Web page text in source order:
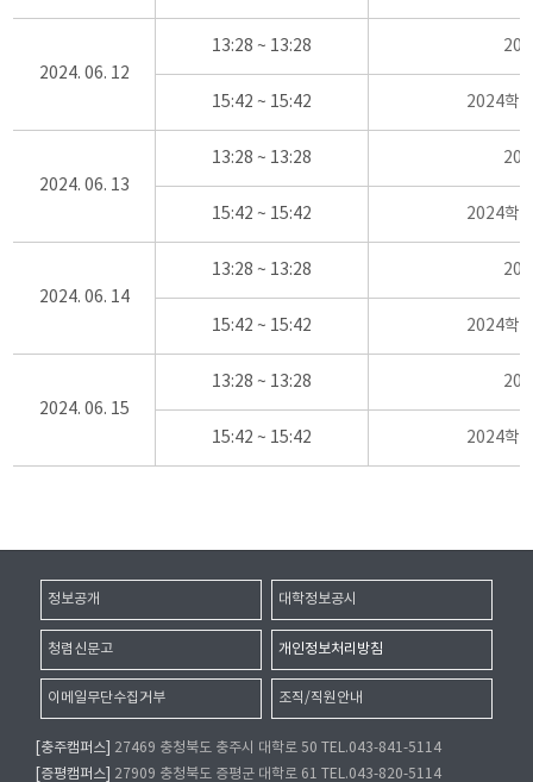
2024. 06. 12
13:28 ~ 13:28
15:42 ~ 15:42 2024학
2024. 06. 13
13:28 ~ 13:28
15:42 ~ 15:42 2024학
2024. 06. 14
13:28 ~ 13:28
15:42 ~ 15:42 2024학
2024. 06. 15
13:28 ~ 13:28
15:42 ~ 15:42 2024학
정보공개 대학정보공시
청렴신문고 개인정보처리방침
이메일무단수집거부 조직/직원안내
[충주캠퍼스]
27469 충청북도 충주시 대학로 50 TEL.043-841-5114
[증평캠퍼스]
27909 충청북도 증평군 대학로 61 TEL.043-820-5114